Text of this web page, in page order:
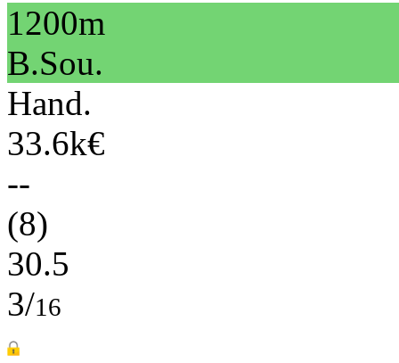
1200m
B.Sou.
Hand.
33.6k€
--
(8)
30.5
3/16